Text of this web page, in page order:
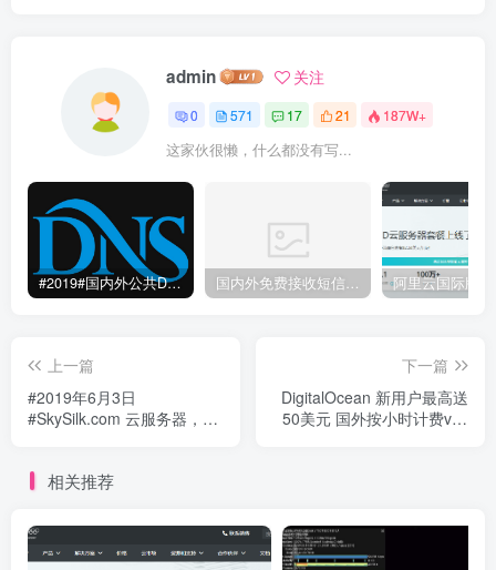
admin 关注
0 571 17 21 187W+
这家伙很懒，什么都没有写...
#2019#国内外公共DNS服务整理汇总-更快更安全更稳定本地DNS解析服务 国内外免费接收短信验证码平台网站
上一篇
#2019年6月3日
#SkySilk.com 云服务器，不
下一篇
DigitalOcean 新用户最高送
50美元 国外按小时计费vps
相关推荐